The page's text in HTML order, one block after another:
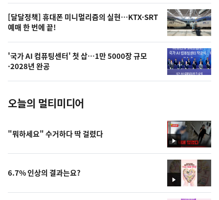
오
늘
의
사
진
[달달정책] 휴대폰 미니멀리즘의 실현…KTX·SRT
예매 한 번에 끝!
'국가 AI 컴퓨팅센터' 첫 삽…1만 5000장 규모
·2028년 완공
오늘의 멀티미디어
영
상
"뭐하세요" 수거하다 딱 걸렸다
영
상
6.7% 인상의 결과는요?